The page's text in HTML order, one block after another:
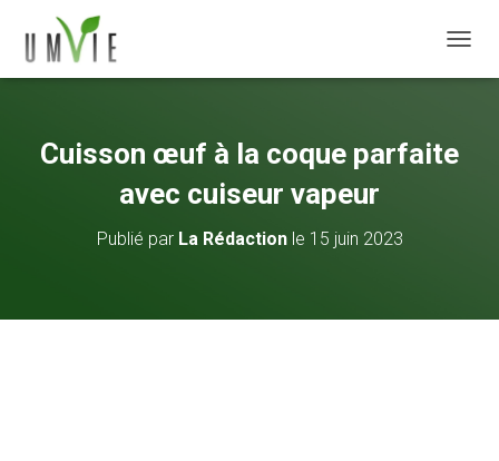
Cuisson œuf à la coque parfaite
avec cuiseur vapeur
Publié par La Rédactionle 15 juin 2023